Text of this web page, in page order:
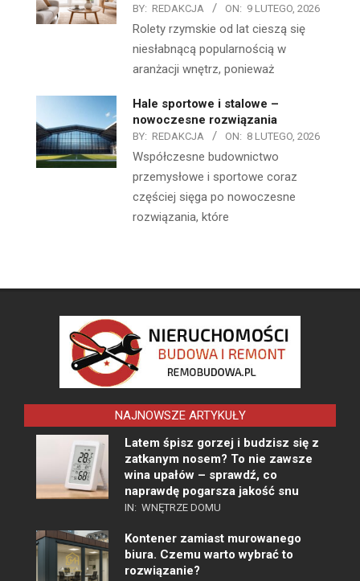
BY: REDAKCJA ON: 9 LUTEGO, 2026
Rolety rzymskie od lat cieszą się
niesłabnącą popularnością w
aranżacji wnętrz, ponieważ
Hale sportowe i stalowe –
nowoczesne rozwiązania
BY: REDAKCJA ON: 8 LUTEGO, 2026
Współczesne budownictwo
przemysłowe i sportowe coraz
częściej sięga po nowoczesne
rozwiązania, które
NAJNOWSZE ARTYKUŁY
Latem śpisz gorzej i budzisz się z
zatkanym nosem? To nie zawsze
wina upałów – sprawdź, co
naprawdę pogarsza jakość snu
IN: WNĘTRZE DOMU
Kontener zamiast murowanego
biura. Czemu warto wybrać to
rozwiązanie?